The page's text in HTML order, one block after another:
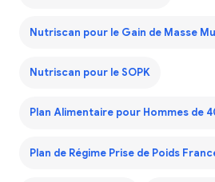
Nutriscan pour le Gain de Masse
Nutriscan pour le SOPK
Plan Alimentaire pour Hommes de
Plan de Régime Prise de Poids